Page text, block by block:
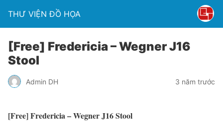
THƯ VIỆN ĐỒ HỌA
[Free] Fredericia – Wegner J16
Stool
Admin DH 3 năm trước
[Free] Fredericia – Wegner J16 Stool